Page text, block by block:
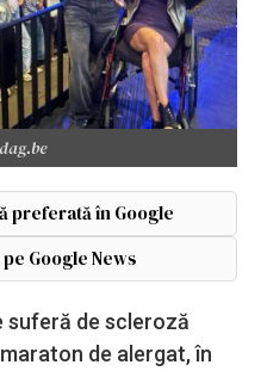
preferată în Google
Google News
suferă de scleroză
de alergat, în